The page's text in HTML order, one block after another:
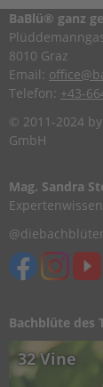
BaBlü® ganz
8010 Graz
Email:
Telefon: +43-
© 2011-2024
GmbH
Mag. Sandra
Bachblüte des
32 Vine